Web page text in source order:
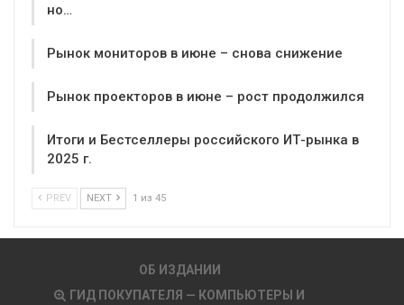
но…
Рынок мониторов в июне – снова снижение
Рынок проекторов в июне – рост продолжился
Итоги и Бестселлеры российского ИТ-рынка в
2025 г.
PREV NEXT 1 из 45
ОБ ИЗДАНИИ
ГИД ПОКУПАТЕЛЯ — КОМПЬЮТЕРЫ И